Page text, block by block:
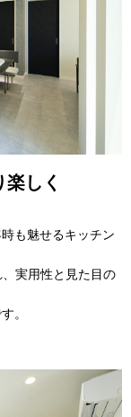
しく
も魅せるキッチン
実用性と見た目の
。